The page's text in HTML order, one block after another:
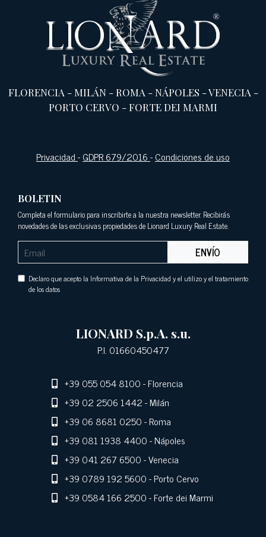
FLORENCIA -MILÁN-ROMA -NÁPOLES -VENECIA -
PORTO CERVO -FORTE DEI MARMI
Privacidad-GDPR 679/2016-Condiciones de uso
BOLETIN
Completa el formulario para inscribirte a la nuestra newsletter. Recibirás
novedades de las exclusivas propiedades de Lionard Luxury Real Estate.
ENVÍO
Declaro que acepto la Informativa de la Privacidad y el utilizo y el tratamiento
de los datos
LIONARD S.p.A. s.u.
P.I. 01660450477
+39 055 054 8100- Florencia
+39 02 2506 1442- Milán
+39 06 8681 0250- Roma
+39 081 1938 4400- Nápoles
+39 041 267 6500- Venecia
+39 0789 192 5600- Porto Cervo
+39 0584 166 2500- Forte dei Marmi